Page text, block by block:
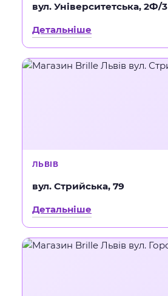
вул. Університетська, 2Ф/3
Детальніше
ЛЬВІВ
вул. Стрийська, 79
Детальніше